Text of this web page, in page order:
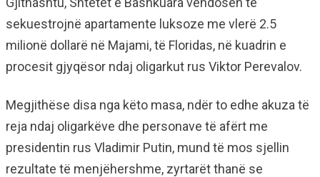
sekuestrojnë apartamente luksoze me vlerë 2.5
milionë dollarë në Majami, të Floridas, në kuadrin e
procesit gjyqësor ndaj oligarkut rus Viktor Perevalov.
Megjithëse disa nga këto masa, ndër to edhe akuza të
reja ndaj oligarkëve dhe personave të afërt me
presidentin rus Vladimir Putin, mund të mos sjellin
rezultate të menjëhershme, zyrtarët thanë se